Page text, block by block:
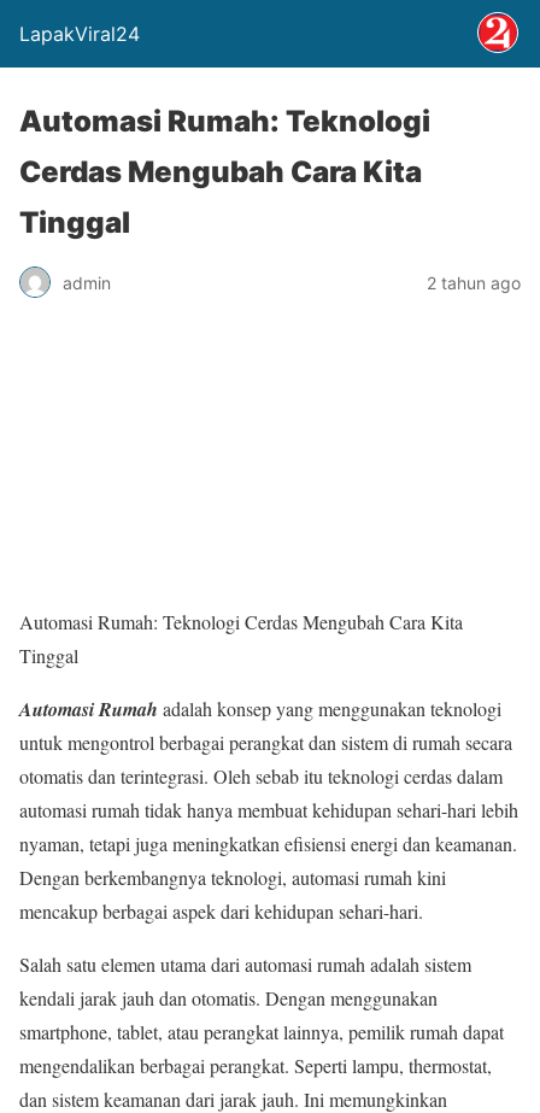
LapakViral24
Automasi Rumah: Teknologi
Cerdas Mengubah Cara Kita
Tinggal
admin 2 tahun ago
Automasi Rumah: Teknologi Cerdas Mengubah Cara Kita
Tinggal
Automasi Rumah adalah konsep yang menggunakan teknologi
untuk mengontrol berbagai perangkat dan sistem di rumah secara
otomatis dan terintegrasi. Oleh sebab itu teknologi cerdas dalam
automasi rumah tidak hanya membuat kehidupan sehari-hari lebih
nyaman, tetapi juga meningkatkan efisiensi energi dan keamanan.
Dengan berkembangnya teknologi, automasi rumah kini
mencakup berbagai aspek dari kehidupan sehari-hari.
Salah satu elemen utama dari automasi rumah adalah sistem
kendali jarak jauh dan otomatis. Dengan menggunakan
smartphone, tablet, atau perangkat lainnya, pemilik rumah dapat
mengendalikan berbagai perangkat. Seperti lampu, thermostat,
dan sistem keamanan dari jarak jauh. Ini memungkinkan